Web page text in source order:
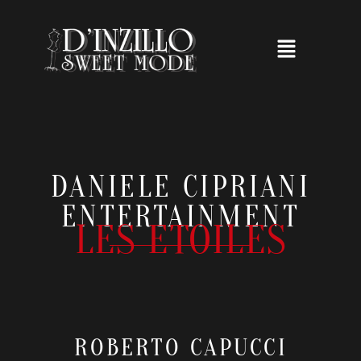
DANIELE CIPRIANI
ENTERTAINMENT
LES ETOILES
ROBERTO CAPUCCI